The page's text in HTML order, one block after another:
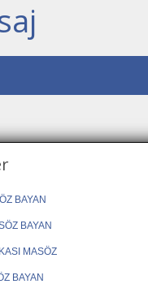
BAYAN
BAYAN
MASÖZ
BAYAN